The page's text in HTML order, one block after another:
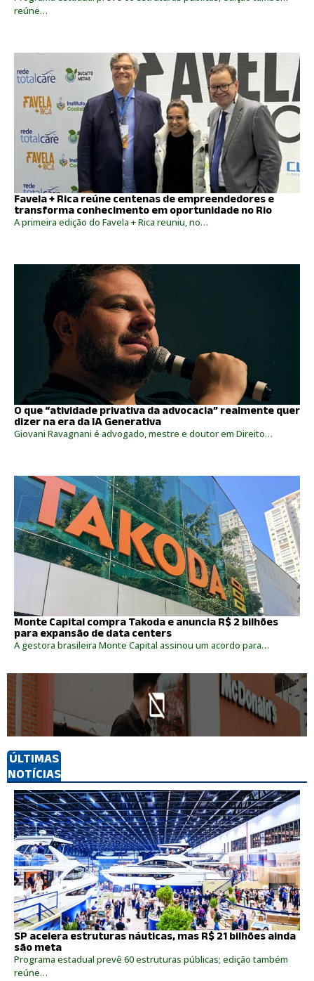
reúne…
Favela + Rica reúne centenas de empreendedores e
transforma conhecimento em oportunidade no Rio
A primeira edição do Favela + Rica reuniu, no…
O que “atividade privativa da advocacia” realmente quer
dizer na era da IA Generativa
Giovani Ravagnani é advogado, mestre e doutor em Direito…
Monte Capital compra Takoda e anuncia R$ 2 bilhões
para expansão de data centers
A gestora brasileira Monte Capital assinou um acordo para…
ÚLTIMAS
NOTÍCIAS
SP acelera estruturas náuticas, mas R$ 21 bilhões ainda
são meta
Programa estadual prevê 60 estruturas públicas; edição também
reúne…